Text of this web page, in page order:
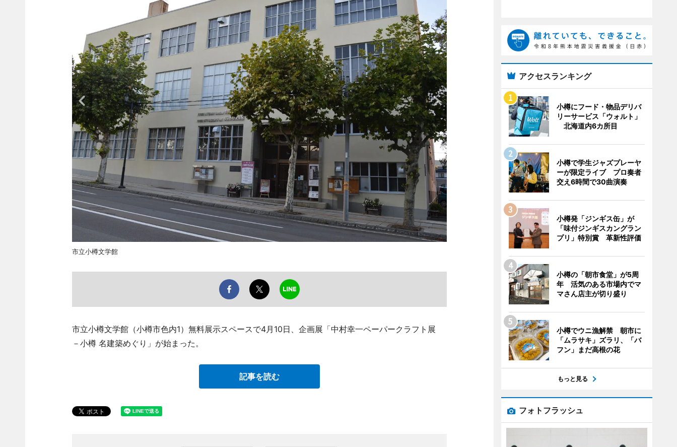
市立小樽文学館
市立小樽文学館（小樽市色内1）無料展示スペースで4月10日、企画展「中村幸一ペーパークラフト展
－小樽 名建築めぐり」が始まった。
記事を読む
アクセスランキング
小樽にフード・物品デリバ
リーサービス「ウォルト」
北海道内6カ所目
小樽で学生ジャズプレーヤ
ーが限定ライブ プロ奏者
交え6時間で30曲演奏
小樽発「ジンギス缶」が
「味付ジンギスカングラン
プリ」特別賞 革新性評価
小樽の「朝市食堂」が5周
年 活気のある市場内でマ
マさん店主が切り盛り
小樽でウニ漁解禁 朝市に
「ムラサキ」ズラリ、「バ
フン」まだ高根の花
もっと見る
フォトフラッシュ